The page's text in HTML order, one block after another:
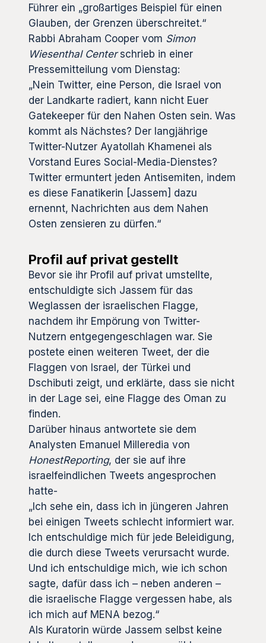
Führer ein „großartiges Beispiel für einen
Glauben, der Grenzen überschreitet.“
Rabbi Abraham Cooper vom Simon
Wiesenthal Centerschrieb in einer
Pressemitteilung vom Dienstag:
„Nein Twitter, eine Person, die Israel von
der Landkarte radiert, kann nicht Euer
Gatekeeper für den Nahen Osten sein. Was
kommt als Nächstes? Der langjährige
Twitter-Nutzer Ayatollah Khamenei als
Vorstand Eures Social-Media-Dienstes?
Twitter ermuntert jeden Antisemiten, indem
es diese Fanatikerin [Jassem] dazu
ernennt, Nachrichten aus dem Nahen
Osten zensieren zu dürfen.“
Profil auf privat gestellt
Bevor sie ihr Profil auf privat umstellte,
entschuldigte sich Jassem für das
Weglassen der israelischen Flagge,
nachdem ihr Empörung von Twitter-
Nutzern entgegengeschlagen war. Sie
postete einen weiteren Tweet, der die
Flaggen von Israel, der Türkei und
Dschibuti zeigt, und erklärte, dass sie nicht
in der Lage sei, eine Flagge des Oman zu
finden.
Darüber hinaus antwortete sie dem
Analysten Emanuel Milleredia von
HonestReporting, der sie auf ihre
israelfeindlichen Tweets angesprochen
hatte-
„Ich sehe ein, dass ich in jüngeren Jahren
bei einigen Tweets schlecht informiert war.
Ich entschuldige mich für jede Beleidigung,
die durch diese Tweets verursacht wurde.
Und ich entschuldige mich, wie ich schon
sagte, dafür dass ich – neben anderen –
die israelische Flagge vergessen habe, als
ich mich auf MENA bezog.“
Als Kuratorin würde Jassem selbst keine